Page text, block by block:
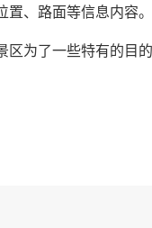
、路面等信息内容。
区为了一些特有的目